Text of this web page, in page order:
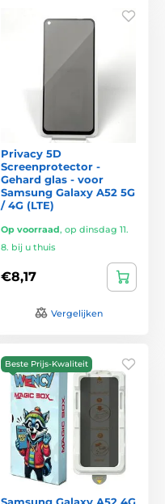
Privacy 5D
Screenprotector -
Gehard glas - voor
Samsung Galaxy A52 5G
/ 4G (LTE)
Op voorraad, op dinsdag 11.
8. bij u thuis
€8,17
Vergelijken
Beste Prijs-Kwaliteit
Samsung Galaxy A52 4G